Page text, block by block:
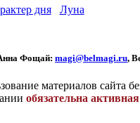
дня Луна
Фoщaй: magi@belmagi.ru,
материалов сайта
обязательна активная